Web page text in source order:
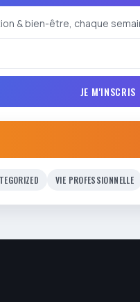
& bien-être, chaque
JE M'INSCRIS
VIE PROFESSIONNELLE